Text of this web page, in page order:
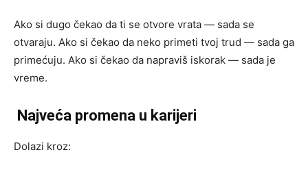
Ako si dugo čekao da ti se otvore vrata — sada se
otvaraju. Ako si čekao da neko primeti tvoj trud — sada ga
primećuju. Ako si čekao da napraviš iskorak — sada je
vreme.
Najveća promena u karijeri
Dolazi kroz: